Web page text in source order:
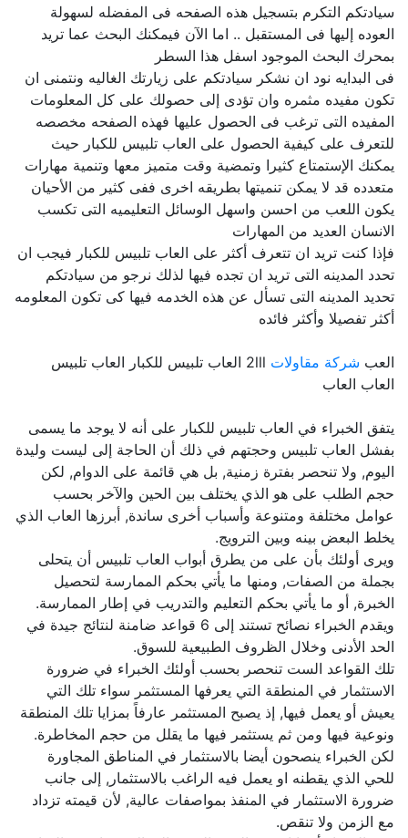
سيادتكم التكرم بتسجيل هذه الصفحه فى المفضله لسهولة
العوده إليها فى المستقبل .. اما الآن فيمكنك البحث عما تريد
بمحرك البحث الموجود اسفل هذا السطر
فى البدايه نود ان نشكر سيادتكم على زيارتك الغاليه ونتمنى ان
تكون مفيده مثمره وان تؤدى إلى حصولك على كل المعلومات
المفيده التى ترغب فى الحصول عليها فهذه الصفحه مخصصه
للتعرف على كيفية الحصول على العاب تلبيس للكبار حيث
يمكنك الإستمتاع كثيرا وتمضية وقت متميز معها وتنمية مهارات
متعدده قد لا يمكن تنميتها بطريقه اخرى ففى كثير من الأحيان
يكون اللعب من احسن واسهل الوسائل التعليميه التى تكسب
الانسان العديد من المهارات
فإذا كنت تريد ان تتعرف أكثر على العاب تلبيس للكبار فيجب ان
تحدد المدينه التى تريد ان تجده فيها لذلك نرجو من سيادتكم
تحديد المدينه التى تسأل عن هذه الخدمه فيها كى تكون المعلومه
أكثر تفصيلا وأكثر فائده
العبشركة مقاولات
2lll العاب تلبيس للكبار العاب تلبيس
العاب العاب
يتفق الخبراء في العاب تلبيس للكبار على أنه لا يوجد ما يسمى
بفشل العاب تلبيس وحجتهم في ذلك أن الحاجة إلى ليست وليدة
اليوم, ولا تنحصر بفترة زمنية, بل هي قائمة على الدوام, لكن
حجم الطلب على هو الذي يختلف بين الحين والآخر بحسب
عوامل مختلفة ومتنوعة وأسباب أخرى ساندة, أبرزها العاب الذي
يخلط البعض بينه وبين الترويج.
ويرى أولئك بأن على من يطرق أبواب العاب تلبيس أن يتحلى
بجملة من الصفات, ومنها ما يأتي بحكم الممارسة لتحصيل
الخبرة, أو ما يأتي بحكم التعليم والتدريب في إطار الممارسة.
ويقدم الخبراء نصائح تستند إلى 6 قواعد ضامنة لنتائج جيدة في
الحد الأدنى وخلال الظروف الطبيعية للسوق.
تلك القواعد الست تنحصر بحسب أولئك الخبراء في ضرورة
الاستثمار في المنطقة التي يعرفها المستثمر سواء تلك التي
يعيش أو يعمل فيها, إذ يصبح المستثمر عارفاً بمزايا تلك المنطقة
ونوعية فيها ومن ثم يستثمر فيها ما يقلل من حجم المخاطرة.
لكن الخبراء ينصحون أيضا بالاستثمار في المناطق المجاورة
للحي الذي يقطنه او يعمل فيه الراغب بالاستثمار, إلى جانب
ضرورة الاستثمار في المنفذ بمواصفات عالية, لأن قيمته تزداد
مع الزمن ولا تنقص.